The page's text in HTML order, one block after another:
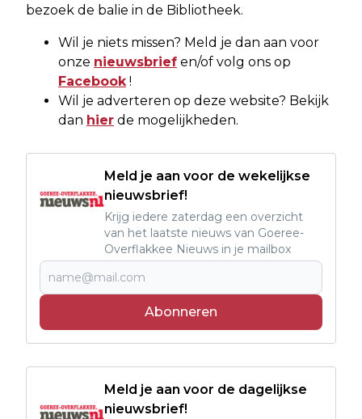
bezoek de balie in de Bibliotheek.
Wil je niets missen? Meld je dan aan voor
onze nieuwsbrief en/of volg ons op
Facebook!
Wil je adverteren op deze website? Bekijk
dan hier de mogelijkheden.
Meld je aan voor de wekelijkse
nieuwsbrief!
Krijg iedere zaterdag een overzicht
van het laatste nieuws van Goeree-
Overflakkee Nieuws in je mailbox
Abonneren
Meld je aan voor de dagelijkse
nieuwsbrief!